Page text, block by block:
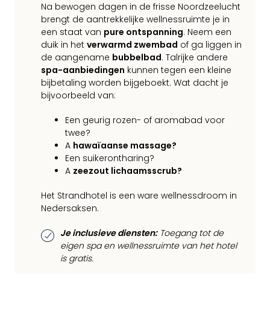
Na bewogen dagen in de frisse Noordzeelucht
brengt de aantrekkelijke wellnessruimte je in
een staat van pure ontspanning. Neem een
duik in het verwarmd zwembad of ga liggen in
de aangename bubbelbad. Talrijke andere
spa-aanbiedingen kunnen tegen een kleine
bijbetaling worden bijgeboekt. Wat dacht je
bijvoorbeeld van:
Een geurig rozen- of aromabad voor
twee?
A hawaïaanse massage?
Een suikerontharing?
A zeezout lichaamsscrub?
Het Strandhotel is een ware wellnessdroom in
Nedersaksen.
Je inclusieve diensten:Toegang tot de
eigen spa en wellnessruimte van het hotel
is gratis.